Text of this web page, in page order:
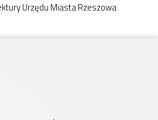
Urzędu Miasta Rzeszowa